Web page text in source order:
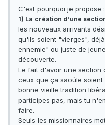
C'est pourquoi je propose :
1) La création d'une
les nouveaux arrivants
qu'ils soient "vierges",
ennemie" ou juste de
découverte.
Le fait d'avoir une section
ceux que ça saoûle soient
bonne vieille tradition
participes pas, mais tu
faire.
Seuls les missionnaires